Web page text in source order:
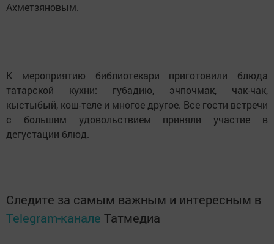
Ахметзяновым.
К мероприятию библиотекари приготовили блюда
татарской кухни: губадию, эчпочмак, чак-чак,
кыстыбый, кош-теле и многое другое. Все гости встречи
с большим удовольствием приняли участие в
дегустации блюд.
Следите за самым важным и интересным в
Telegram-канале Татмедиа